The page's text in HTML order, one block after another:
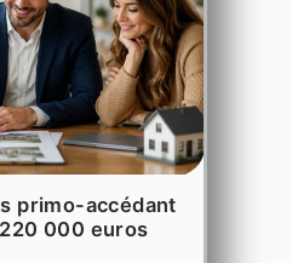
primo-accédant
000 euros